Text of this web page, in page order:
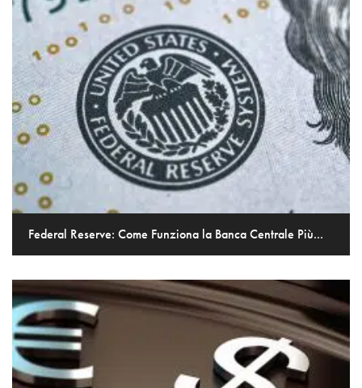
Federal Reserve: Come Funziona la Banca Centrale Più...